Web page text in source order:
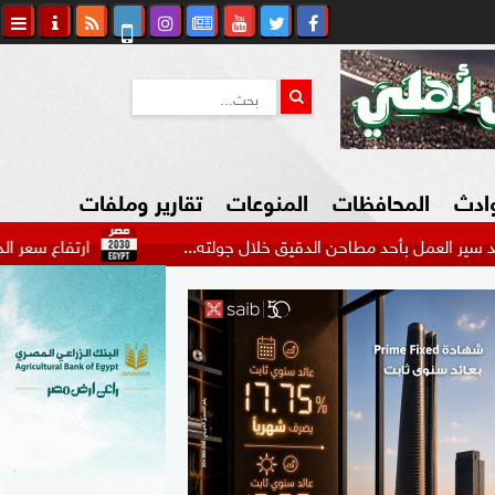
شكاوي المواطن
المحافظات المنوعات
السياحة في مصر
التكنولوجيا
المرأة والأسرة
السيارات
تقارير وملفات
ارتفاع سعر الدولار اليوم مطاحن الدقيق خلال جولته...